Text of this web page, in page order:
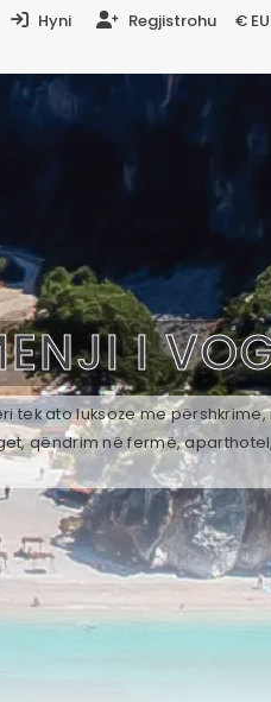
Hyni Regjistrohu €
I
tek ato luksoze me përshkrime,
qëndrim në fermë,